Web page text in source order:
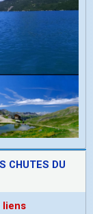
CHUTES DU
liens